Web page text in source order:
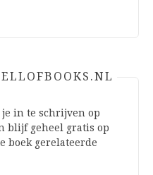
in te schrijven op
blijf geheel gratis op
boek gerelateerde